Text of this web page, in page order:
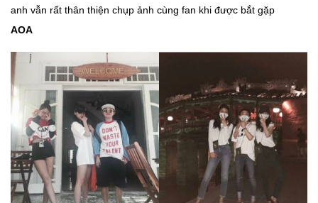
anh vẫn rất thân thiện chụp ảnh cùng fan khi được bắt gặp
AOA